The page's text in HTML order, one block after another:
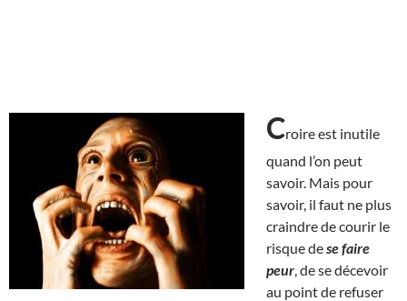
Croire est inutile
quand l’on peut
savoir. Mais pour
savoir, il faut ne plus
craindre de courir le
risque dese faire
peur , de se décevoir
au point de refuser